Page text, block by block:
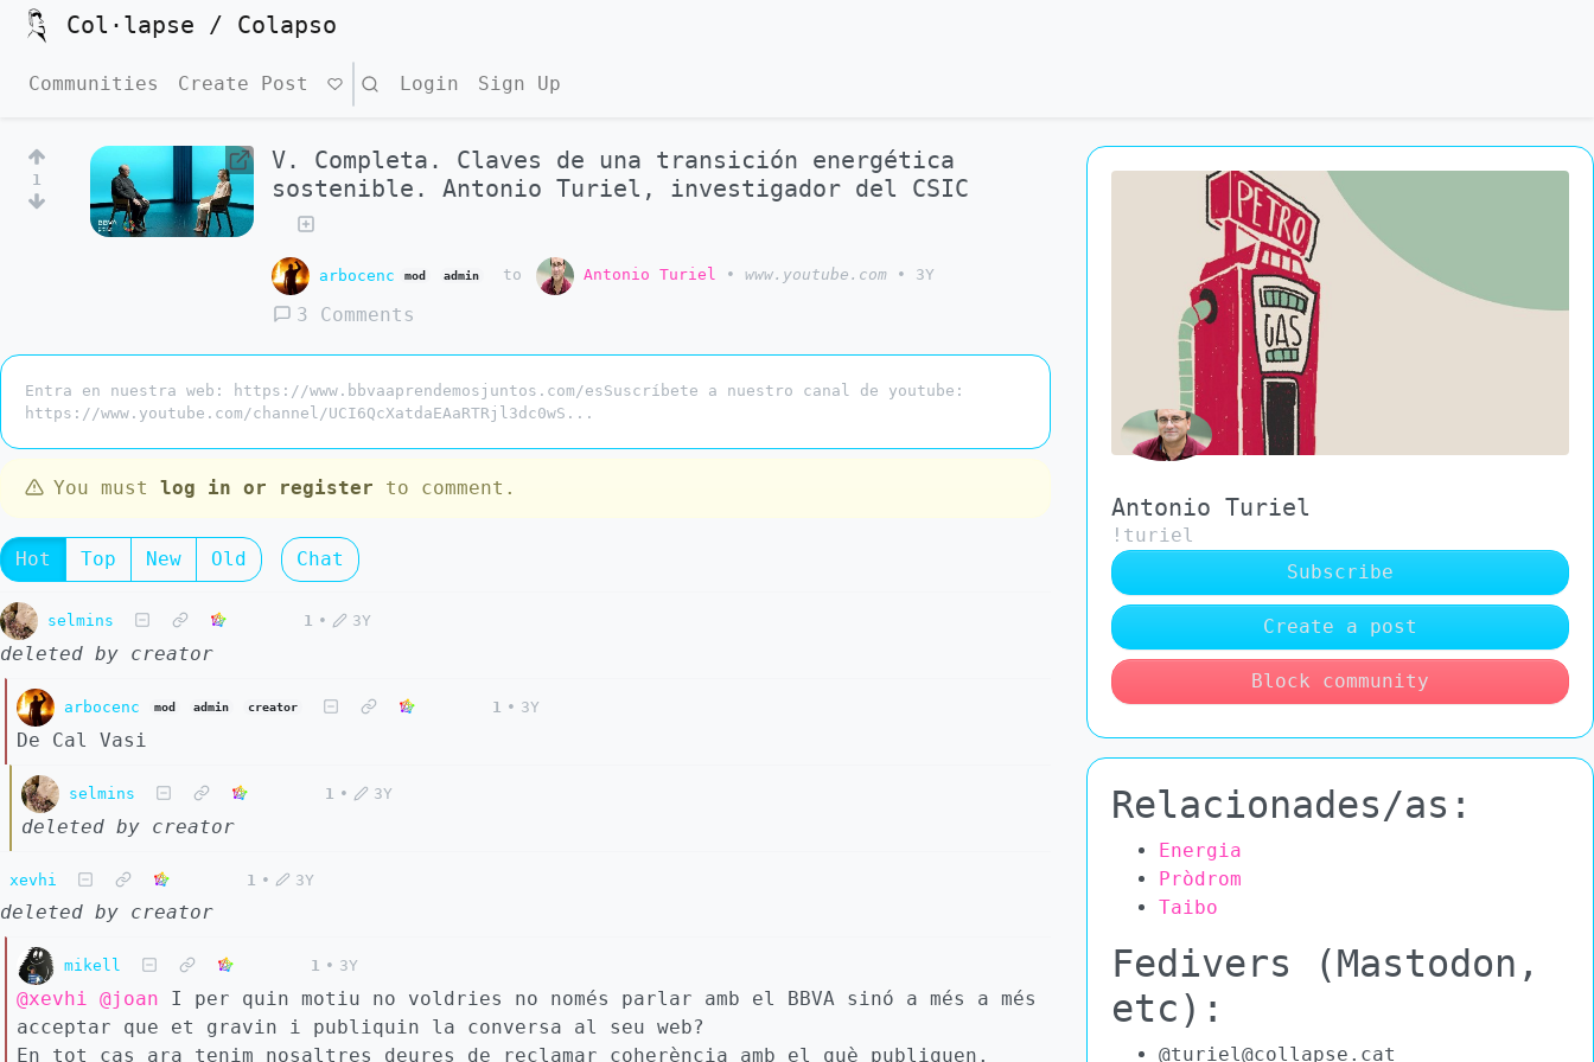
Col·lapse / Colapso
Communities Create Post Search Login Sign Up
1
V. Completa. Claves de una transición energética
sostenible. Antonio Turiel, investigador del CSIC
arbocenc mod admin to Antonio Turiel • www.youtube.com • 3Y
3 Comments
Entra en nuestra web: https://www.bbvaaprendemosjuntos.com/esSuscríbete a nuestro canal de youtube:
https://www.youtube.com/channel/UCI6QcXatdaEAaRTRjl3dc0wS...
You must log in or register to comment.
Hot Top New Old Chat
selmins 1 • 3Y
deleted by creator
arbocenc mod admin creator 1 • 3Y
De Cal Vasi
selmins 1 • 3Y
deleted by creator
xevhi 1 • 3Y
deleted by creator
mikell 1 • 3Y
@xevhi @joan I per quin motiu no voldries no només parlar amb el BBVA sinó a més a més
acceptar que et gravin i publiquin la conversa al seu web?
En tot cas ara tenim nosaltres deures de reclamar coherència amb el què publiquen.
Antonio Turiel
!turiel
Subscribe
Create a post
Block community
Relacionades/as:
Energia
Pròdrom
Taibo
Fedivers (Mastodon,
etc):
@turiel@collapse.cat